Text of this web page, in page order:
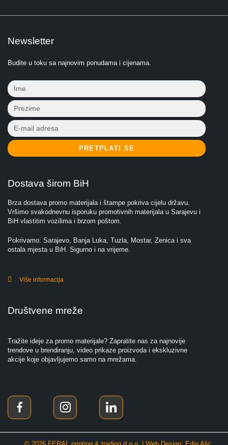
Newsletter
Budite u toku sa najnovim ponudama i cijenama.
PRETPLATI SE
Dostava širom BiH
Brza dostava promo materijala i štampe pokriva cijelu državu.
Vršimo svakodnevnu isporuku promotivnih materijala u Sarajevu i
BiH vlastitim vozilima i brzom poštom.
Pokrivamo: Sarajevo, Banja Luka, Tuzla, Mostar, Zenica i sva
ostala mjesta u BiH. Sigurno i na vrijeme.
Više informacija
Društvene mreže
Tražite ideje za promo materijale? Zapratite nas za najnovije
trendove u brendiranju, video prikaze proizvoda i ekskluzivne
akcije koje objavljujemo samo na mrežama.